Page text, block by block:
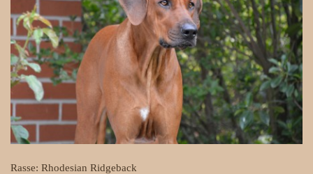
Rasse: Rhodesian Ridgeback